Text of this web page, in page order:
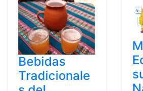
Bebidas
Tradicionale